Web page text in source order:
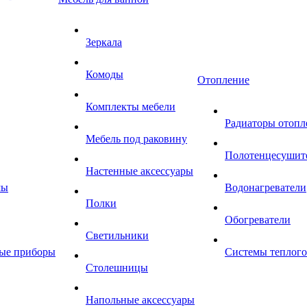
приборы
Зеркала
Комоды
Комплекты мебели
Мебель под раковину
Настенные аксессуары
Полки
Светильники
Столешницы
Напольные аксессуары
Отопление
Радиаторы
Водонагреватели
Обогреватели
Системы